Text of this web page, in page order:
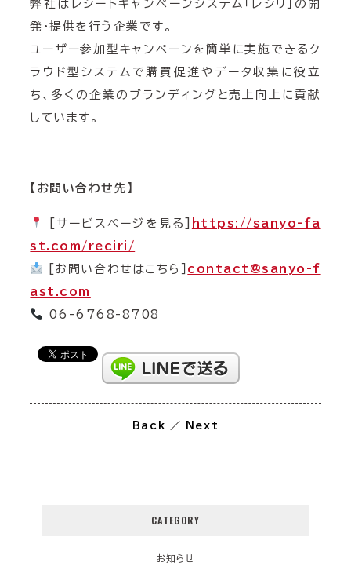
弊社はレシートキャンペーンシステム「レシリ」の開
発・提供を行う企業です。
ユーザー参加型キャンペーンを簡単に実施できるク
ラウド型システムで購買促進やデータ収集に役立
ち、多くの企業のブランディングと売上向上に貢献
しています。
【お問い合わせ先】
[サービスページを見る] https://sanyo-fa
st.com/reciri/
[お問い合わせはこちら］ contact@sanyo-f
ast.com
06-6768-8708
Back ／ Next
CATEGORY
お知らせ